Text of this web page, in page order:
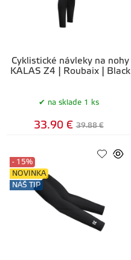
Cyklistické návleky na nohy
KALAS Z4 | Roubaix | Black
na sklade 1 ks
33.90 € 39.88 €
- 15%
NOVINKA
NÁŠ TIP